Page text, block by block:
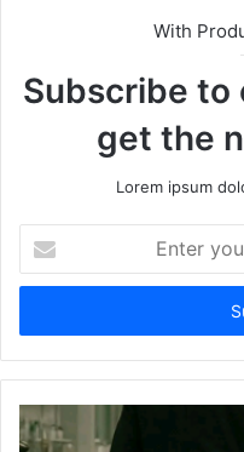
With
Subscribe to
get the
Lorem ipsum
your
Email